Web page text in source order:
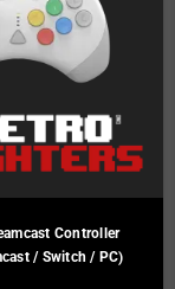
Controller
/ Switch / PC)